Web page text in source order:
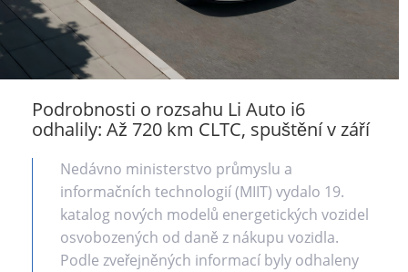
Podrobnosti o rozsahu Li Auto i6
odhalily: Až 720 km CLTC, spuštění v září
Nedávno ministerstvo průmyslu a
informačních technologií (MIIT) vydalo 19.
katalog nových modelů energetických vozidel
osvobozených od daně z nákupu vozidla.
Podle zveřejněných informací byly odhaleny